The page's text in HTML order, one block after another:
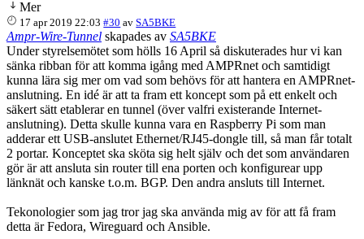
Mer
17 apr 2019 22:03 #30 avSA5BKE
Ampr-Wire-Tunnel skapades av SA5BKE
Under styrelsemötet som hölls 16 April så diskuterades hur vi kan
sänka ribban för att komma igång med AMPRnet och samtidigt
kunna lära sig mer om vad som behövs för att hantera en AMPRnet-
anslutning. En idé är att ta fram ett koncept som på ett enkelt och
säkert sätt etablerar en tunnel (över valfri existerande Internet-
anslutning). Detta skulle kunna vara en Raspberry Pi som man
adderar ett USB-anslutet Ethernet/RJ45-dongle till, så man får totalt
2 portar. Konceptet ska sköta sig helt själv och det som användaren
gör är att ansluta sin router till ena porten och konfigurear upp
länknät och kanske t.o.m. BGP. Den andra ansluts till Internet.
Tekonologier som jag tror jag ska använda mig av för att få fram
detta är Fedora, Wireguard och Ansible.